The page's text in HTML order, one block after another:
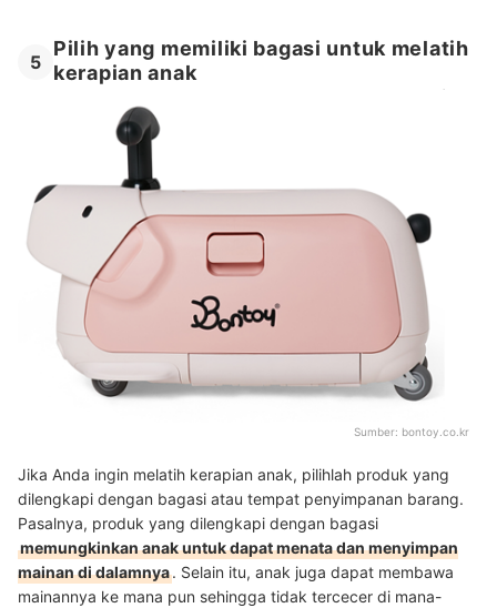
5
Pilih yang memiliki bagasi untuk melatih
kerapian anak
Sumber: bontoy.co.kr
Jika Anda ingin melatih kerapian anak, pilihlah produk yang
dilengkapi dengan bagasi atau tempat penyimpanan barang.
Pasalnya, produk yang dilengkapi dengan bagasi
memungkinkan anak untuk dapat menata dan menyimpan
mainan di dalamnya. Selain itu, anak juga dapat membawa
mainannya ke mana pun sehingga tidak tercecer di mana-